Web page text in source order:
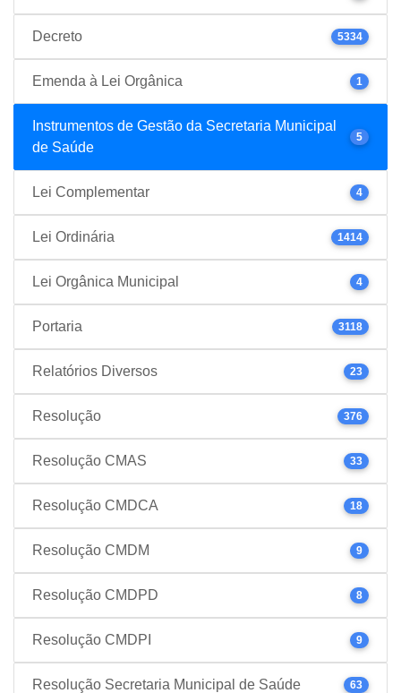
Decreto 5334
Emenda à Lei Orgânica 1
Instrumentos de Gestão da Secretaria Municipal
de Saúde
5
Lei Complementar 4
Lei Ordinária 1414
Lei Orgânica Municipal 4
Portaria 3118
Relatórios Diversos 23
Resolução 376
Resolução CMAS 33
Resolução CMDCA 18
Resolução CMDM 9
Resolução CMDPD 8
Resolução CMDPI 9
Resolução Secretaria Municipal de Saúde 63